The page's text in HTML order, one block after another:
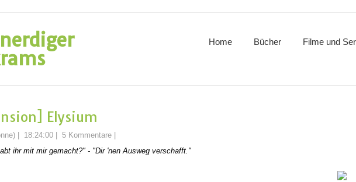
Home Bücher Filme und
Elysium
18:24:00 5 Kommentare
ihr mit mir gemacht?" - "Dir 'nen Ausweg verschafft."